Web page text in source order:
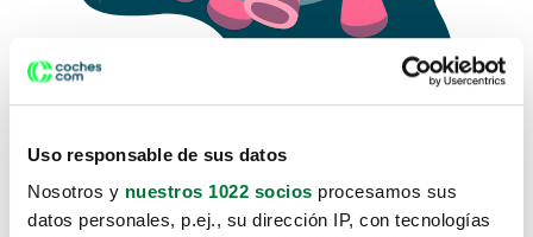
Uso responsable de sus datos
Nosotros y nuestros 1022 socios procesamos sus
datos personales, p.ej., su dirección IP, con tecnologías